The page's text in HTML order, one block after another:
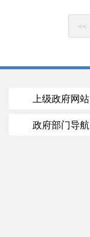
<<
上级政府网站
政府部门导航